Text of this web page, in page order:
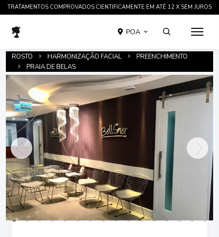
TRATAMENTOS COMPROVADOS CIENTIFICAMENTE EM ATÉ 12 X SEM JUROS
POA
ROSTO HARMONIZAÇÃO FACIAL
PREENCHIMENTO
PRAIA DE BELAS